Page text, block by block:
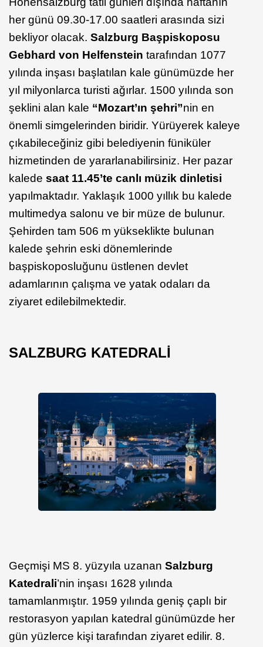
her günü 09.30-17.00 saatleri arasında sizi
bekliyor olacak. Salzburg Başpiskoposu
Gebhard von Helfenstein tarafından 1077
yılında inşası başlatılan kale günümüzde her
yıl milyonlarca turisti ağırlar. 1500 yılında son
şeklini alan kale “Mozart’ın şehri”nin en
önemli simgelerinden biridir. Yürüyerek kaleye
çıkabileceğiniz gibi belediyenin füniküler
hizmetinden de yararlanabilirsiniz. Her pazar
kalede saat 11.45’te canlı müzik dinletisi
yapılmaktadır. Yaklaşık 1000 yıllık bu kalede
multimedya salonu ve bir müze de bulunur.
Şehirden tam 506 m yükseklikte bulunan
kalede şehrin eski dönemlerinde
başpiskoposluğunu üstlenen devlet
adamlarının çalışma ve yatak odaları da
ziyaret edilebilmektedir.
SALZBURG KATEDRALİ
Geçmişi MS 8. yüzyıla uzanan Salzburg
Katedrali’nin inşası 1628 yılında
tamamlanmıştır. 1959 yılında geniş çaplı bir
restorasyon yapılan katedral günümüzde her
gün yüzlerce kişi tarafından ziyaret edilir. 8.